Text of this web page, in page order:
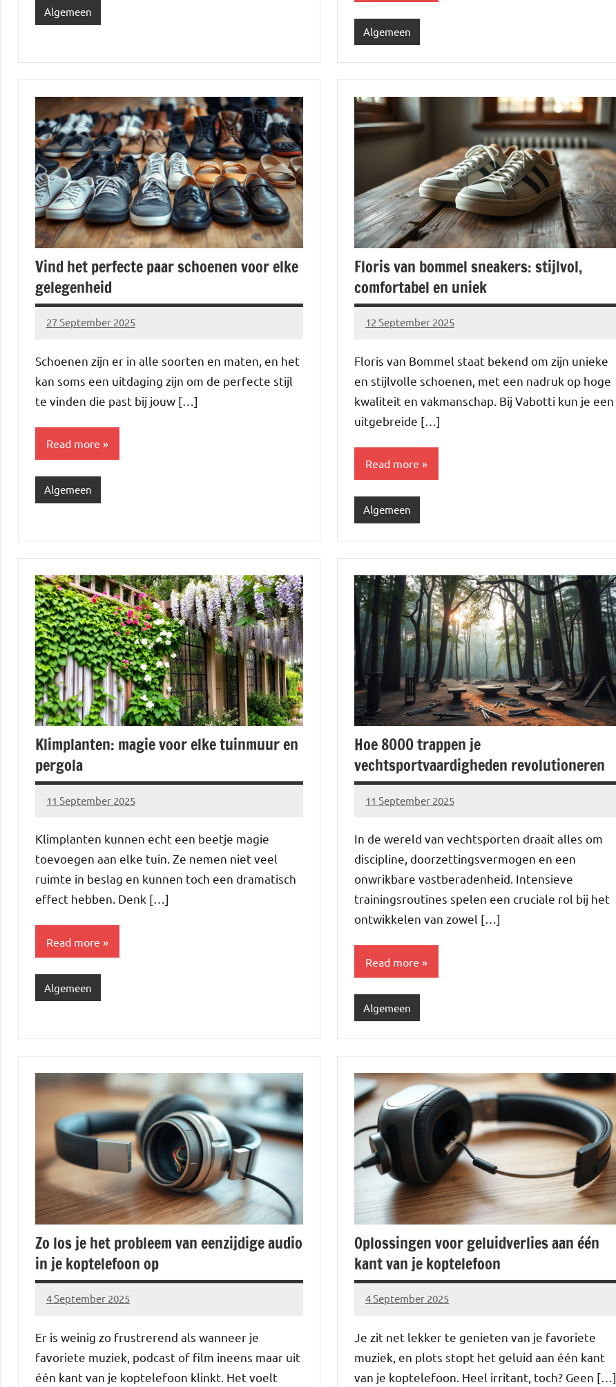
Algemeen
Algemeen
Vind het perfecte paar schoenen voor elke
gelegenheid
27 September 2025
Brechtje
Schoenen zijn er in alle soorten en maten, en het
kan soms een uitdaging zijn om de perfecte stijl
te vinden die past bij jouw […]
Read more
Algemeen
Floris van bommel sneakers: stijlvol,
comfortabel en uniek
12 September 2025
Brechtje
Floris van Bommel staat bekend om zijn unieke
en stijlvolle schoenen, met een nadruk op hoge
kwaliteit en vakmanschap. Bij Vabotti kun je een
uitgebreide […]
Read more
Algemeen
Klimplanten: magie voor elke tuinmuur en
pergola
11 September 2025
Brechtje
Klimplanten kunnen echt een beetje magie
toevoegen aan elke tuin. Ze nemen niet veel
ruimte in beslag en kunnen toch een dramatisch
effect hebben. Denk […]
Read more
Algemeen
Hoe 8000 trappen je
vechtsportvaardigheden revolutioneren
11 September 2025
Brechtje
In de wereld van vechtsporten draait alles om
discipline, doorzettingsvermogen en een
onwrikbare vastberadenheid. Intensieve
trainingsroutines spelen een cruciale rol bij het
ontwikkelen van zowel […]
Read more
Algemeen
Zo los je het probleem van eenzijdige audio
in je koptelefoon op
4 September 2025
Brechtje
Er is weinig zo frustrerend als wanneer je
favoriete muziek, podcast of film ineens maar uit
één kant van je koptelefoon klinkt. Het voelt
Oplossingen voor geluidverlies aan één
kant van je koptelefoon
4 September 2025
Brechtje
Je zit net lekker te genieten van je favoriete
muziek, en plots stopt het geluid aan één kant
van je koptelefoon. Heel irritant, toch? Geen […]